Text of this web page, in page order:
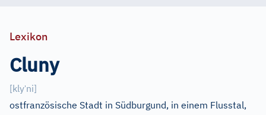
Lexikon
Cluny
[klyˈni]
ostfranzösische Stadt in Südburgund, in einem Flusstal,